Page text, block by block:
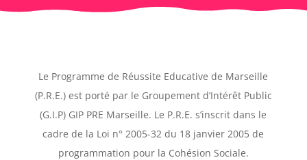
Le Programme de Réussite Educative de Marseille
(P.R.E.) est porté par le Groupement d’Intérêt Public
(G.I.P) GIP PRE Marseille. Le P.R.E. s’inscrit dans le
cadre de la Loi n° 2005-32 du 18 janvier 2005 de
programmation pour la Cohésion Sociale.